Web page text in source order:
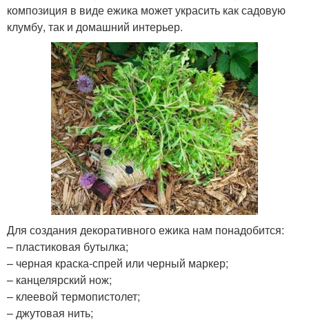
композиция в виде ежика может украсить как садовую
клумбу, так и домашний интерьер.
Для создания декоративного ежика нам понадобится:
– пластиковая бутылка;
– черная краска-спрей или черный маркер;
– канцелярский нож;
– клеевой термопистолет;
– джутовая нить;